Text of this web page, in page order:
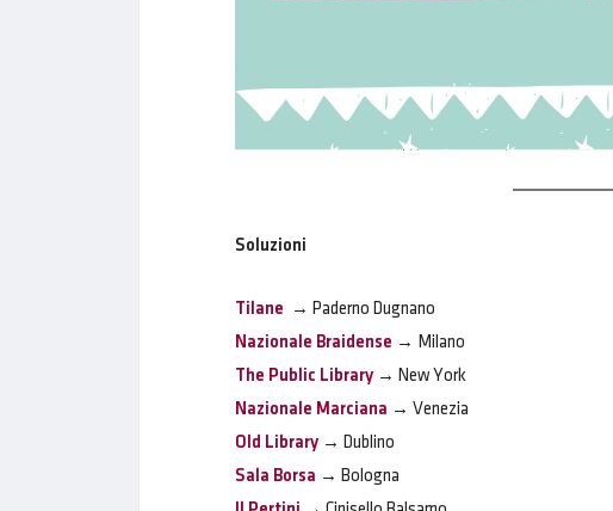
Soluzioni
Tilane → Paderno Dugnano
Nazionale Braidense → Milano
The Public Library → New York
Nazionale Marciana → Venezia
Old Library → Dublino
Sala Borsa → Bologna